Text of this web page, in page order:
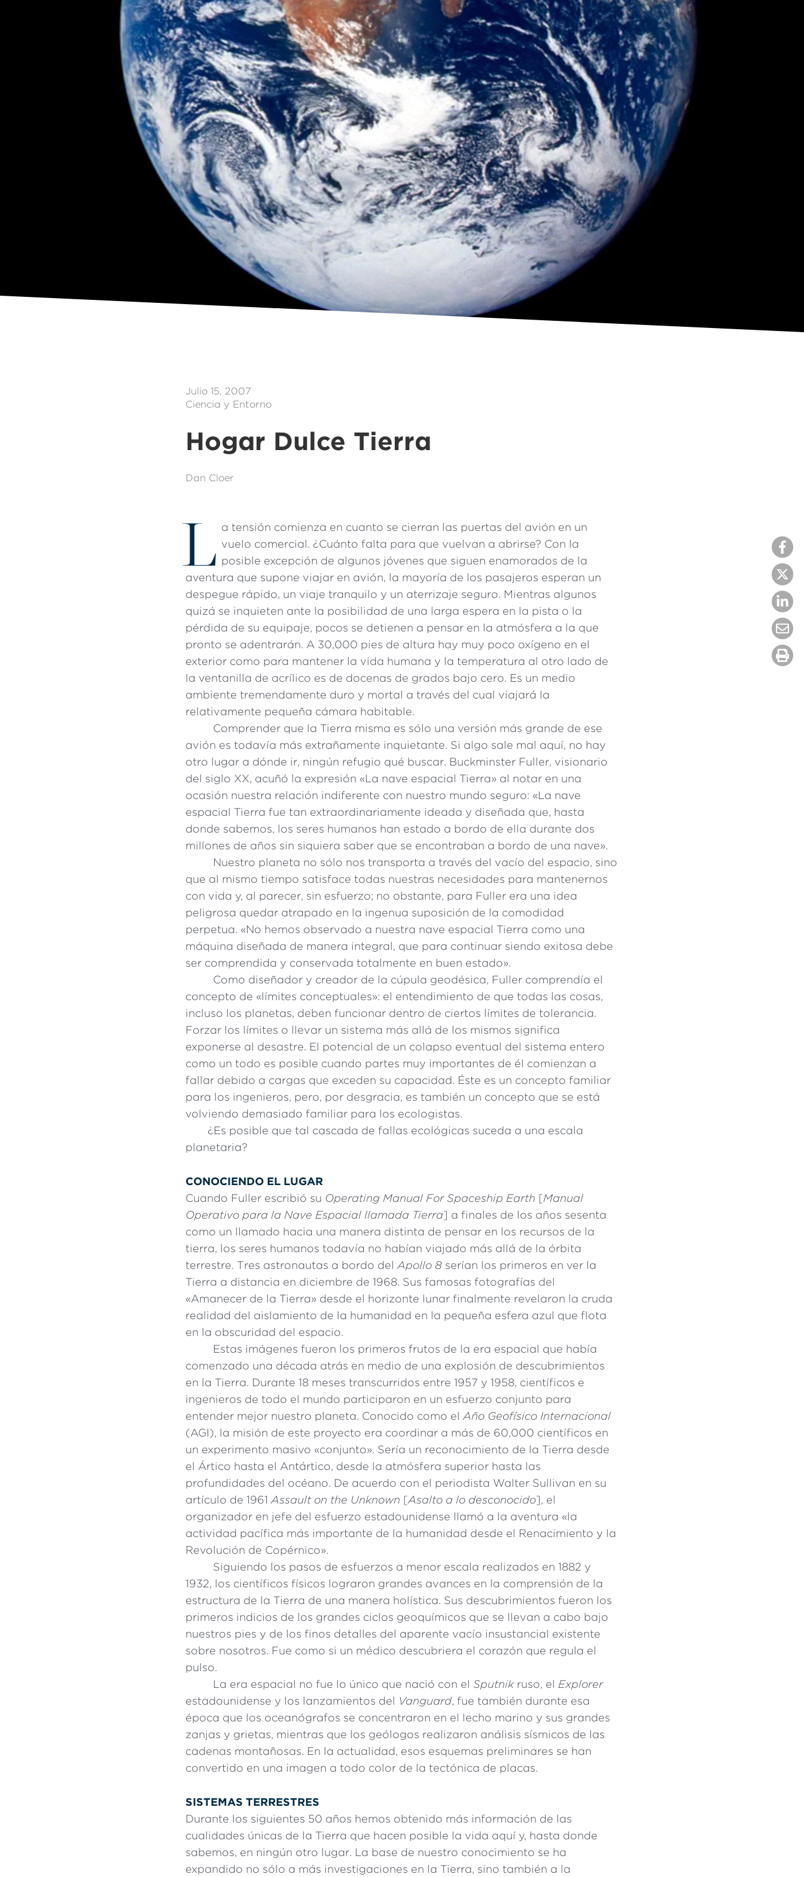
Julio 15, 2007
Ciencia y Entorno
Hogar Dulce Tierra
Dan Cloer
L a tensión comienza en cuanto se cierran las puertas del avión en un
vuelo comercial. ¿Cuánto falta para que vuelvan a abrirse? Con la
posible excepción de algunos jóvenes que siguen enamorados de la
aventura que supone viajar en avión, la mayoría de los pasajeros esperan un
despegue rápido, un viaje tranquilo y un aterrizaje seguro. Mientras algunos
quizá se inquieten ante la posibilidad de una larga espera en la pista o la
pérdida de su equipaje, pocos se detienen a pensar en la atmósfera a la que
pronto se adentrarán. A 30,000 pies de altura hay muy poco oxígeno en el
exterior como para mantener la vida humana y la temperatura al otro lado de
la ventanilla de acrílico es de docenas de grados bajo cero. Es un medio
ambiente tremendamente duro y mortal a través del cual viajará la
relativamente pequeña cámara habitable.
Comprender que la Tierra misma es sólo una versión más grande de ese
avión es todavía más extrañamente inquietante. Si algo sale mal aquí, no hay
otro lugar a dónde ir, ningún refugio qué buscar. Buckminster Fuller, visionario
del siglo XX, acuñó la expresión «La nave espacial Tierra» al notar en una
ocasión nuestra relación indiferente con nuestro mundo seguro: «La nave
espacial Tierra fue tan extraordinariamente ideada y diseñada que, hasta
donde sabemos, los seres humanos han estado a bordo de ella durante dos
millones de años sin siquiera saber que se encontraban a bordo de una nave».
Nuestro planeta no sólo nos transporta a través del vacío del espacio, sino
que al mismo tiempo satisface todas nuestras necesidades para mantenernos
con vida y, al parecer, sin esfuerzo; no obstante, para Fuller era una idea
peligrosa quedar atrapado en la ingenua suposición de la comodidad
perpetua. «No hemos observado a nuestra nave espacial Tierra como una
máquina diseñada de manera integral, que para continuar siendo exitosa debe
ser comprendida y conservada totalmente en buen estado».
Como diseñador y creador de la cúpula geodésica, Fuller comprendía el
concepto de «límites conceptuales»: el entendimiento de que todas las cosas,
incluso los planetas, deben funcionar dentro de ciertos límites de tolerancia.
Forzar los límites o llevar un sistema más allá de los mismos significa
exponerse al desastre. El potencial de un colapso eventual del sistema entero
como un todo es posible cuando partes muy importantes de él comienzan a
fallar debido a cargas que exceden su capacidad. Éste es un concepto familiar
para los ingenieros, pero, por desgracia, es también un concepto que se está
volviendo demasiado familiar para los ecologistas.
¿Es posible que tal cascada de fallas ecológicas suceda a una escala
planetaria?
CONOCIENDO EL LUGAR
Cuando Fuller escribió su Operating Manual For Spaceship Earth [Manual
Operativo para la Nave Espacial llamada Tierra] a finales de los años sesenta
como un llamado hacia una manera distinta de pensar en los recursos de la
tierra, los seres humanos todavía no habían viajado más allá de la órbita
terrestre. Tres astronautas a bordo delApollo 8 serían los primeros en ver la
Tierra a distancia en diciembre de 1968. Sus famosas fotografías del
«Amanecer de la Tierra» desde el horizonte lunar finalmente revelaron la cruda
realidad del aislamiento de la humanidad en la pequeña esfera azul que flota
en la obscuridad del espacio.
Estas imágenes fueron los primeros frutos de la era espacial que había
comenzado una década atrás en medio de una explosión de descubrimientos
en la Tierra. Durante 18 meses transcurridos entre 1957 y 1958, científicos e
ingenieros de todo el mundo participaron en un esfuerzo conjunto para
entender mejor nuestro planeta. Conocido como elAño Geofísico Internacional
(AGI), la misión de este proyecto era coordinar a más de 60,000 científicos en
un experimento masivo «conjunto». Sería un reconocimiento de la Tierra desde
el Ártico hasta el Antártico, desde la atmósfera superior hasta las
profundidades del océano. De acuerdo con el periodista Walter Sullivan en su
artículo de 1961Assault on the Unknown [Asalto a lo desconocido], el
organizador en jefe del esfuerzo estadounidense llamó a la aventura «la
actividad pacífica más importante de la humanidad desde el Renacimiento y la
Revolución de Copérnico».
Siguiendo los pasos de esfuerzos a menor escala realizados en 1882 y
1932, los científicos físicos lograron grandes avances en la comprensión de la
estructura de la Tierra de una manera holística. Sus descubrimientos fueron los
primeros indicios de los grandes ciclos geoquímicos que se llevan a cabo bajo
nuestros pies y de los finos detalles del aparente vacío insustancial existente
sobre nosotros. Fue como si un médico descubriera el corazón que regula el
pulso.
La era espacial no fue lo único que nació con el Sputnikruso, el Explorer
estadounidense y los lanzamientos del Vanguard, fue también durante esa
época que los oceanógrafos se concentraron en el lecho marino y sus grandes
zanjas y grietas, mientras que los geólogos realizaron análisis sísmicos de las
cadenas montañosas. En la actualidad, esos esquemas preliminares se han
convertido en una imagen a todo color de la tectónica de placas.
SISTEMAS TERRESTRES
Durante los siguientes 50 años hemos obtenido más información de las
cualidades únicas de la Tierra que hacen posible la vida aquí y, hasta donde
sabemos, en ningún otro lugar. La base de nuestro conocimiento se ha
expandido no sólo a más investigaciones en la Tierra, sino también a la